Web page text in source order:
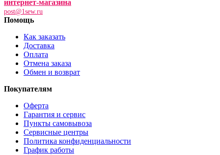
интернет-магазина
post@1sew.ru
Помощь
Как заказать
Доставка
Оплата
Отмена заказа
Обмен и возврат
Покупателям
Оферта
Гарантия и сервис
Пункты самовывоза
Сервисные центры
Политика конфиденциальности
График работы